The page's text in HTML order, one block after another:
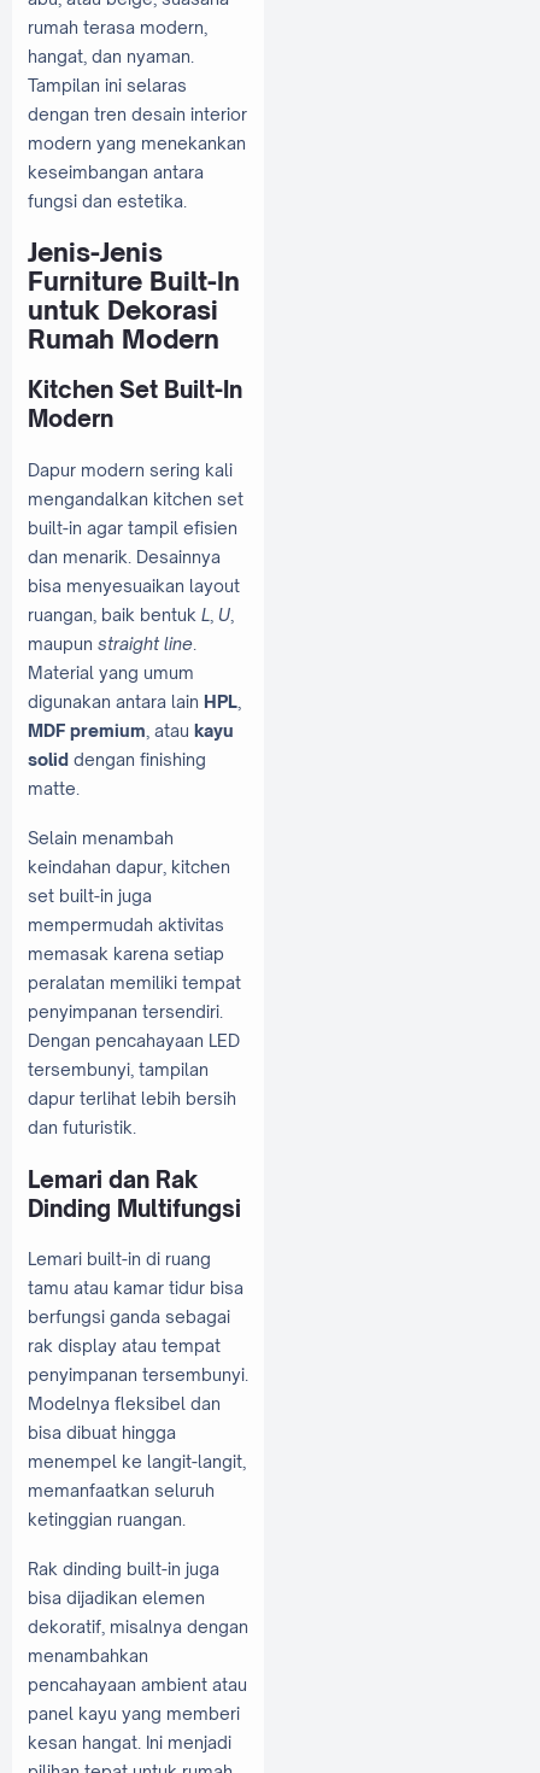
rumah terasa modern,
hangat, dan nyaman.
Tampilan ini selaras
dengan tren desain interior
modern yang menekankan
keseimbangan antara
fungsi dan estetika.
Jenis-Jenis
Furniture Built-In
untuk Dekorasi
Rumah Modern
Kitchen Set Built-In
Modern
Dapur modern sering kali
mengandalkan kitchen set
built-in agar tampil efisien
dan menarik. Desainnya
bisa menyesuaikan layout
ruangan, baik bentuk L U
maupun straight line
Material yang umum
digunakan antara lain HPL
MDF premium , atau kayu
solid dengan finishing
matte.
Selain menambah
keindahan dapur, kitchen
set built-in juga
mempermudah aktivitas
memasak karena setiap
peralatan memiliki tempat
penyimpanan tersendiri.
Dengan pencahayaan LED
tersembunyi, tampilan
dapur terlihat lebih bersih
dan futuristik.
Lemari dan Rak
Dinding Multifungsi
Lemari built-in di ruang
tamu atau kamar tidur bisa
berfungsi ganda sebagai
rak display atau tempat
penyimpanan tersembunyi.
Modelnya fleksibel dan
bisa dibuat hingga
menempel ke langit-langit,
memanfaatkan seluruh
ketinggian ruangan.
Rak dinding built-in juga
bisa dijadikan elemen
dekoratif, misalnya dengan
menambahkan
pencahayaan ambient atau
panel kayu yang memberi
kesan hangat. Ini menjadi